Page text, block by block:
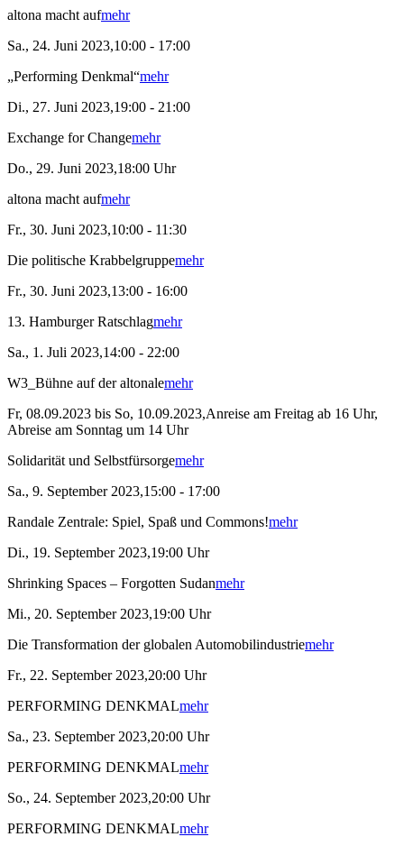
altona macht aufmehr
Sa., 24. Juni 2023,10:00 - 17:00
„Performing Denkmal“mehr
Di., 27. Juni 2023,19:00 - 21:00
Exchange for Changemehr
Do., 29. Juni 2023,18:00 Uhr
altona macht aufmehr
Fr., 30. Juni 2023,10:00 - 11:30
Die politische Krabbelgruppemehr
Fr., 30. Juni 2023,13:00 - 16:00
13. Hamburger Ratschlagmehr
Sa., 1. Juli 2023,14:00 - 22:00
W3_Bühne auf der altonalemehr
Fr, 08.09.2023 bis So, 10.09.2023,Anreise am Freitag ab 16 Uhr,
Abreise am Sonntag um 14 Uhr
Solidarität und Selbstfürsorgemehr
Sa., 9. September 2023,15:00 - 17:00
Randale Zentrale: Spiel, Spaß und Commons!mehr
Di., 19. September 2023,19:00 Uhr
Shrinking Spaces – Forgotten Sudanmehr
Mi., 20. September 2023,19:00 Uhr
Die Transformation der globalen Automobilindustriemehr
Fr., 22. September 2023,20:00 Uhr
PERFORMING DENKMALmehr
Sa., 23. September 2023,20:00 Uhr
PERFORMING DENKMALmehr
So., 24. September 2023,20:00 Uhr
PERFORMING DENKMALmehr